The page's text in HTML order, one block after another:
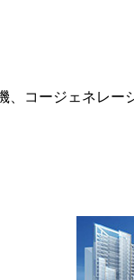
、コージェネレー